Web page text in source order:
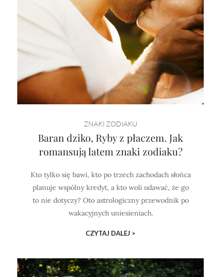
ZNAKI ZODIAKU
Baran dziko, Ryby z płaczem. Jak
romansują latem znaki zodiaku?
Kto tylko się bawi, kto po trzech zachodach słońca
planuje wspólny kredyt, a kto woli udawać, że go
to nie dotyczy? Oto astrologiczny przewodnik po
wakacyjnych uniesieniach.
CZYTAJ DALEJ >